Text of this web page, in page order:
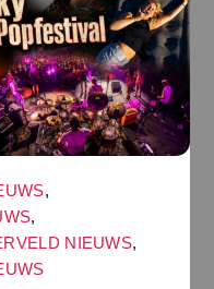
,
,
NIEUWS,